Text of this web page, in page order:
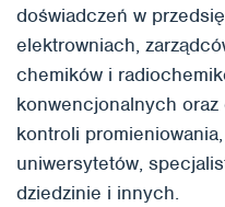
doświadczeń w
elektrowniach,
chemików i
konwencjonalnych oraz
kontroli
uniwersytetów,
dziedzinie i innych.